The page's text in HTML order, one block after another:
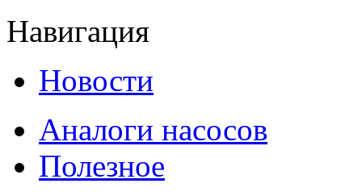
Навигация
Новости
Аналоги насосов
Полезное